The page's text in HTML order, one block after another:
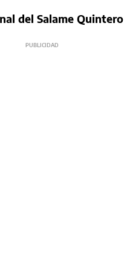
del Salame Quintero